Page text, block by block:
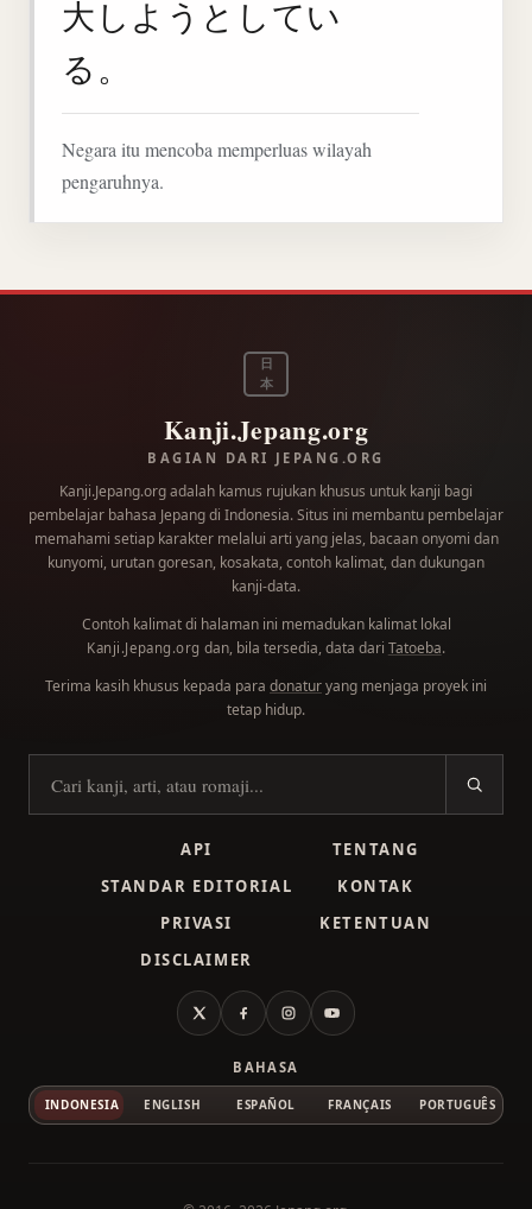
大しようとしてい
る。
Negara itu mencoba memperluas wilayah
pengaruhnya.
日
本
Kanji.Jepang.org
BAGIAN DARI JEPANG.ORG
Kanji.Jepang.org adalah kamus rujukan khusus untuk kanji bagi
pembelajar bahasa Jepang di Indonesia. Situs ini membantu pembelajar
memahami setiap karakter melalui arti yang jelas, bacaan onyomi dan
kunyomi, urutan goresan, kosakata, contoh kalimat, dan dukungan
kanji-data.
Contoh kalimat di halaman ini memadukan kalimat lokal
Kanji.Jepang.org dan, bila tersedia, data dari Tatoeba.
Terima kasih khusus kepada para donaturyang menjaga proyek ini
tetap hidup.
Cari kanji
API
TENTANG
STANDAR EDITORIAL
KONTAK
PRIVASI
KETENTUAN
DISCLAIMER
X FacebookInstagramYouTube
BAHASA
INDONESIA ENGLISH ESPAÑOL FRANÇAIS PORTUGUÊS